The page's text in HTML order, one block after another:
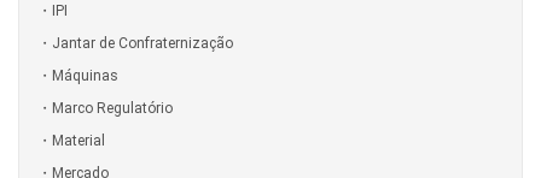
IPI
Jantar de Confraternização
Máquinas
Marco Regulatório
Material
Mercado